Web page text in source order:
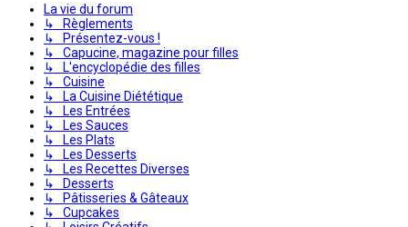
La vie du forum
↳ Règlements
↳ Présentez-vous !
↳ Capucine, magazine pour filles
↳ L'encyclopédie des filles
↳ Cuisine
↳ La Cuisine Diététique
↳ Les Entrées
↳ Les Sauces
↳ Les Plats
↳ Les Desserts
↳ Les Recettes Diverses
↳ Desserts
↳ Pâtisseries & Gâteaux
↳ Cupcakes